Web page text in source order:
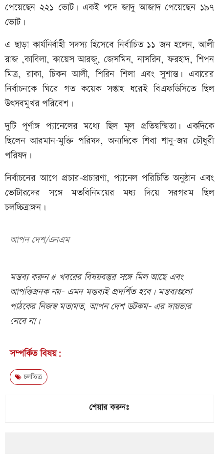
পেয়েছেন ২২১ ভোট। একই পদে জাদু আজাদ পেয়েছেন ১৯৭
ভোট।
এ ছাড়া কার্যনির্বাহী সদস্য হিসেবে নির্বাচিত ১১ জন হলেন, আলী
রাজ ,কাবিলা, কায়েস আরজু, জেসমিন, নাসরিন, ফরহাদ, শিপন
মিত্র, রাকা, চিকন আলী, শিরিন শিলা এবং সুশান্ত। এবারের
নির্বাচনকে ঘিরে গত কয়েক সপ্তাহ ধরেই বিএফডিসিতে ছিল
উৎসবমুখর পরিবেশ।
দুটি পূর্ণাঙ্গ প্যানেলের মধ্যে ছিল মূল প্রতিদ্বন্দ্বিতা। একদিকে
ছিলেন আরমান–মুক্তি পরিষদ, অন্যদিকে শিবা শানু–জয় চৌধুরী
পরিষদ।
নির্বাচনের আগে প্রচার-প্রচারণা, প্যানেল পরিচিতি অনুষ্ঠান এবং
ভোটারদের সঙ্গে মতবিনিময়ের মধ্য দিয়ে সরগরম ছিল
চলচ্চিত্রাঙ্গন।
আপন দেশ/এনএম
মন্তব্য করুন # খবরের বিষয়বস্তুর সঙ্গে মিল আছে এবং
আপত্তিজনক নয়- এমন মন্তব্যই প্রদর্শিত হবে। মন্তব্যগুলো
পাঠকের নিজস্ব মতামত, আপন দেশ ডটকম- এর দায়ভার
নেবে না।
সম্পর্কিত বিষয়:
চলচ্চিত্র
শেয়ার করুনঃ